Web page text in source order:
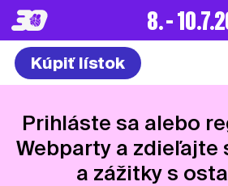
8. –
Kúpiť lístok
Prihláste sa alebo
Webparty a zdieľajte
a zážitky s